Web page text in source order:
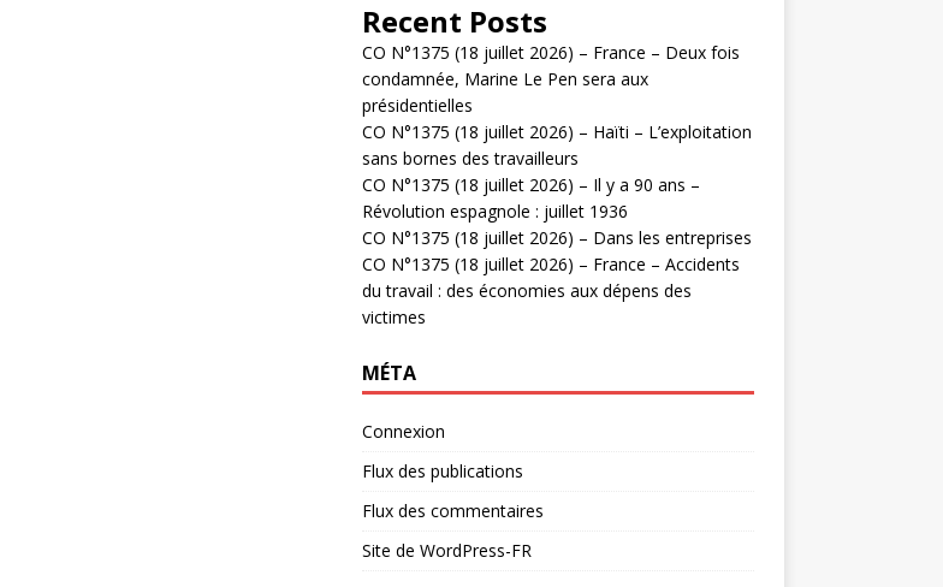
Recent Posts
CO N°1375 (18 juillet 2026) – France – Deux fois
condamnée, Marine Le Pen sera aux
présidentielles
CO N°1375 (18 juillet 2026) – Haïti – L’exploitation
sans bornes des travailleurs
CO N°1375 (18 juillet 2026) – Il y a 90 ans –
Révolution espagnole : juillet 1936
CO N°1375 (18 juillet 2026) – Dans les entreprises
CO N°1375 (18 juillet 2026) – France – Accidents
du travail : des économies aux dépens des
victimes
MÉTA
Connexion
Flux des publications
Flux des commentaires
Site de WordPress-FR